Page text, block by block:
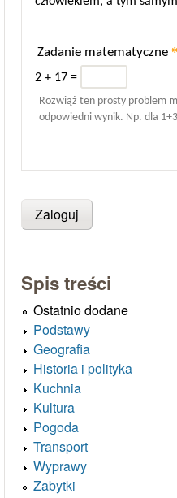
Zadanie matematyczne *
2 + 17 =
Rozwiąż ten prosty problem
odpowiedni wynik. Np. dla
Spis treści
Ostatnio dodane
Podstawy
Geografia
Historia i polityka
Kuchnia
Kultura
Pogoda
Transport
Wyprawy
Zabytki